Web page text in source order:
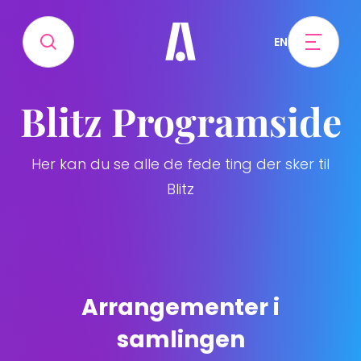
EN
Blitz Programside
Her kan du se alle de fede ting der sker til
Blitz
Arrangementer i
samlingen